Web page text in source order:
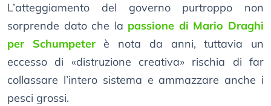
L’atteggiamento del governo purtroppo non
sorprende dato che la passione di Mario Draghi
per Schumpeterè nota da anni, tuttavia un
eccesso di «distruzione creativa» rischia di far
collassare l’intero sistema e ammazzare anche i
pesci grossi.